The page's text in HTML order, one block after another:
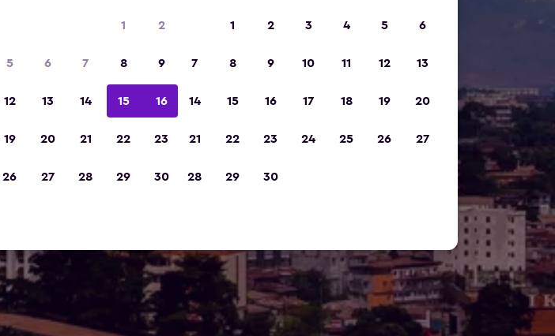
1 2
5 6 7 8 9
12 13 14 15 16
19 20 21 22 23
26 27 28 29 30
1 2 3 4 5 6
7 8 9 10 11 12 13
14 15 16 17 18 19 20
21 22 23 24 25 26 27
28 29 30